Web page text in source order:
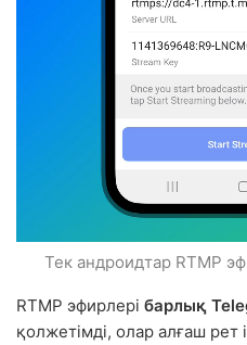
Тек андроидтар RTMP
RTMP эфирлері барлық
қолжетімді, олар алғаш